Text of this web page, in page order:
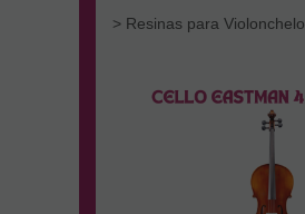
> Resinas para Violonchelo